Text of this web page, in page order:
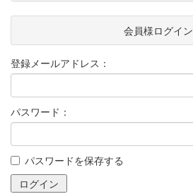
会員様ログイン
登録メールアドレス：
パスワード：
パスワードを保存する